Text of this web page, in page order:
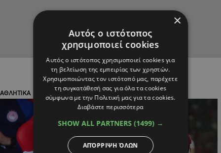
ΑΘΛΗΤΙΚΑ ΑΘΛΗΤΙΚΑ
×
Αυτός ο ιστότοπος
χρησιμοποιεί cookies
Αυτός ο ιστότοπος χρησιμοποιεί cookies για
τη βελτίωση της εμπειρίας των χρηστών.
Χρησιμοποιώντας τον ιστότοπό μας, παρέχετε
τη συγκατάθεσή σας για όλα τα cookies
σύμφωνα με την Πολιτική μας για τα cookies.
Διαβάστε περισσότερα
SHOW ALL PARTNERS (1499) →
ΑΠΌΡΡΙΨΗ ΌΛΩΝ